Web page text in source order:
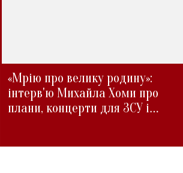
«Мрію про велику родину»:
інтерв'ю Михайла Хоми про
плани, концерти для ЗСУ і